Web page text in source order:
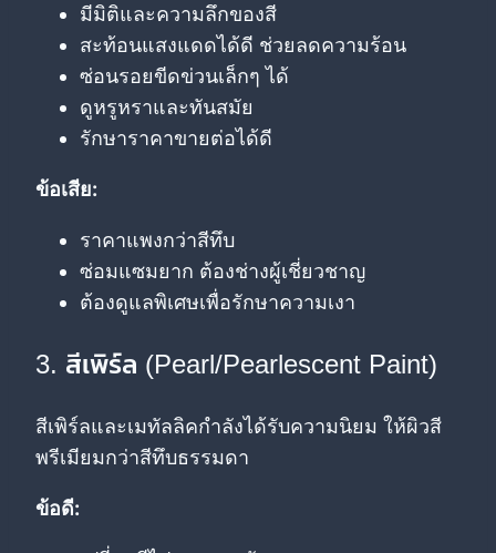
มีมิติและความลึกของสี
สะท้อนแสงแดดได้ดี ช่วยลดความร้อน
ซ่อนรอยขีดข่วนเล็กๆ ได้
ดูหรูหราและทันสมัย
รักษาราคาขายต่อได้ดี
ข้อเสีย:
ราคาแพงกว่าสีทึบ
ซ่อมแซมยาก ต้องช่างผู้เชี่ยวชาญ
ต้องดูแลพิเศษเพื่อรักษาความเงา
3. สีเพิร์ล (Pearl/Pearlescent Paint)
สีเพิร์ลและเมทัลลิคกำลังได้รับความนิยม ให้ผิวสี
พรีเมียมกว่าสีทึบธรรมดา
ข้อดี: